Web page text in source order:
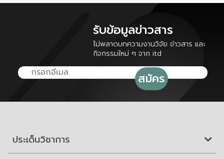
รับข้อมูลข่าวสาร
ไม่พลาดบทความงานวิจัย ข่าวสาร และ
กิจกรรมใหม่ ๆ จาก itd
ประเด็นวิชาการ